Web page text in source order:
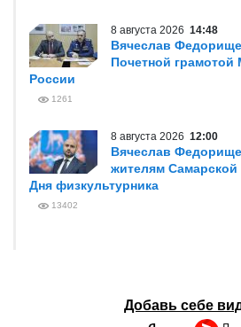
8 августа 2026 14:48
Вячеслав
Почетной
России
1261
8 августа 2026 12:00
Вячеслав
жителям
Дня физкультурника
13402
Добавь себе